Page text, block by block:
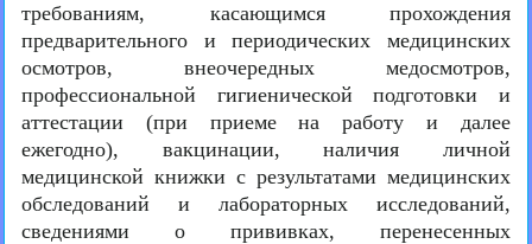
требованиям, касающимся прохождения
предварительного и периодических медицинских
осмотров, внеочередных медосмотров,
профессиональной гигиенической подготовки и
аттестации (при приеме на работу и далее
ежегодно), вакцинации, наличия личной
медицинской книжки с результатами медицинских
обследований и лабораторных исследований,
сведениями о прививках, перенесенных